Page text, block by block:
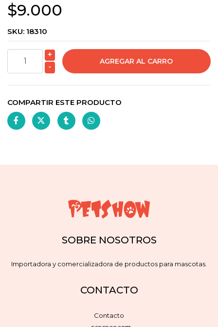
$9.000
SKU: 18310
+
-
COMPARTIR ESTE PRODUCTO
SOBRE NOSOTROS
Importadora y comercializadora de productos para mascotas.
CONTACTO
Contacto